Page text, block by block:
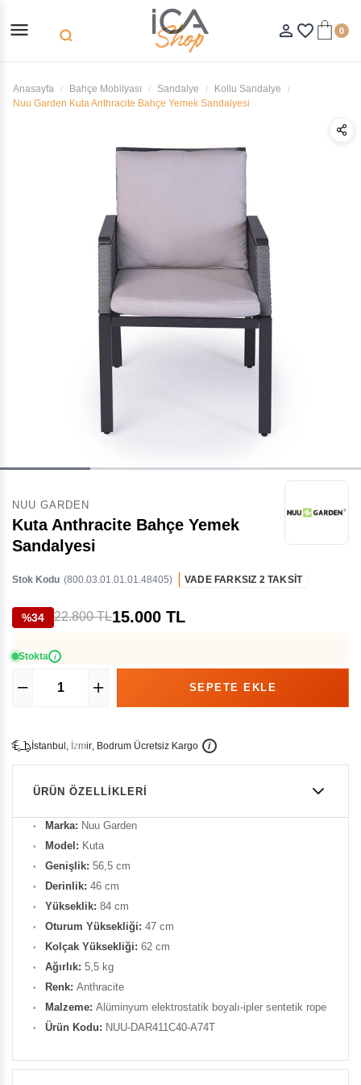
menu search person_outline favorite_border 0
Anasayfa Bahçe Mobilyası Sandalye
Kollu Sandalye
Nuu Garden Kuta Anthracite Bahçe Yemek Sandalyesi
NUU GARDEN
Kuta Anthracite Bahçe Yemek
Sandalyesi
Stok Kodu (800.03.01.01.01.48405) VADE FARKSIZ 2 TAKSİT
%34 22.800 TL15.000 TL
Stokta i
İstanbu , İzmir, Bodrum Ücretsiz Kargo i
ÜRÜN ÖZELLIKLERI
Marka: Nuu Garden
Model: Kuta
Genişlik: 56,5 cm
Derinlik: 46 cm
Yükseklik: 84 cm
Oturum Yüksekliği: 47 cm
Kolçak Yüksekliği: 62 cm
Ağırlık: 5,5 kg
Renk: Anthracite
Malzeme: Alüminyum elektrostatik boyalı-ipler sentetik rope
Ürün Kodu: NUU-DAR411C40-A74T